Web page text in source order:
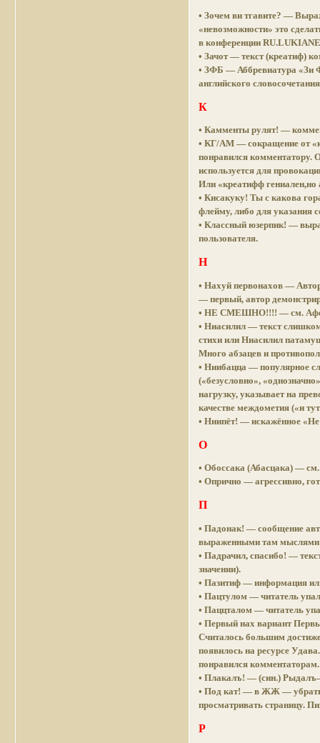
• Зочем ви тгавите? —
«невозможности» это
в конференции
• Зачот — текст (креатиф)
• ЗФБ — Аббревиатура «Зи
английского
К
• Камменты рулят! —
• КГ/АМ — сокращение от
понравился
используется для
Или «креатифф
• Кисакуку! Ты с какова
флейму, либо для указания
• Классный юзерпик! —
пользователя.
Н
• Нахуй первонахов —
— первый, автор
• НЕ СМЕШНО!!!! — см.
• Ниасилил — текст
стихи или Ниасилил
Много абзацев и
• Ниибацца — популярное
(«безусловно»,
нагрузку, указывает на
качестве междометия («и
• Ниипёт! — искажённое «Не
О
• Обоссака (Абасцака) —
• Опрично — агрессивно,
П
• Падонак! — сообщение
выраженными там мыслями
• Падрачил, спасибо! —
значении).
• Пазитиф — информация
• Пацтулом — читатель
• Паццталом — читатель
• Первый нах вариант
Считалось большим
появилось на ресурсе
понравился комментаторам.
• Плакалъ! — (син.)
• Под кат! — в ЖЖ — убрать
просматривать страницу.
Р